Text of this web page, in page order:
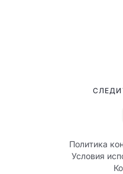
Политика
Условия